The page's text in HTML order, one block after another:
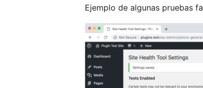
Ejemplo de algunas pruebas